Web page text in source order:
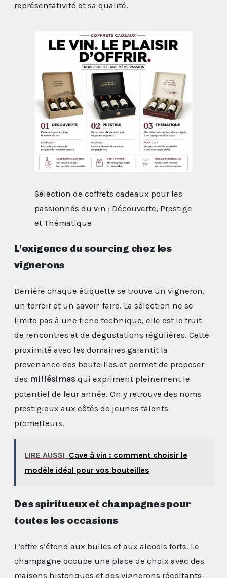
représentativité et sa qualité.
Sélection de coffrets cadeaux pour les
passionnés du vin : Découverte, Prestige
et Thématique
L’exigence du sourcing chez les
vignerons
Derrière chaque étiquette se trouve un vigneron,
un terroir et un savoir-faire. La sélection ne se
limite pas à une fiche technique, elle est le fruit
de rencontres et de dégustations régulières. Cette
proximité avec les domaines garantit la
provenance des bouteilles et permet de proposer
des millésimes qui expriment pleinement le
potentiel de leur année. On y retrouve des noms
prestigieux aux côtés de jeunes talents
prometteurs.
LIRE AUSSI Cave à vin : comment choisir le
modèle idéal pour vos bouteilles
Des spiritueux et champagnes pour
toutes les occasions
L’offre s’étend aux bulles et aux alcools forts. Le
champagne occupe une place de choix avec des
maisons historiques et des vignerons récoltants-